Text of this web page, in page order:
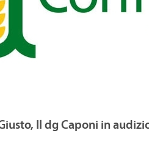
Il dg Caponi in